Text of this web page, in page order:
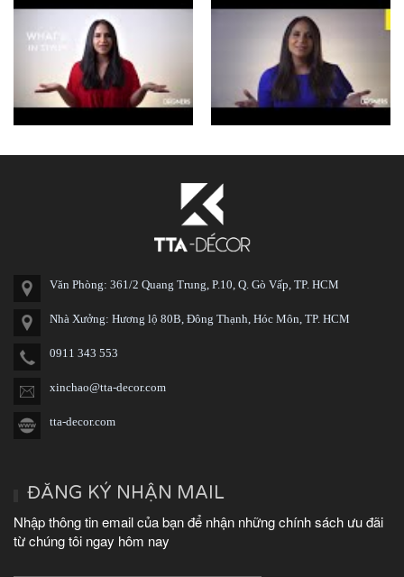
Thiết kế nội thất quán cà phê tại
8 phong cách thiết kế quán café siêu
đẹp “khách đến chẳng muốn về”
quận 9 TP HCM
thành công, đông khách
Thiết kế nội thất quán cà phê tại
quận 10 TP HCM
Ngày nay, kinh doanh quán cafe
đang là một lĩnh vực kinh doanh khá
Thiết kế nội thất quán cà phê tại
quận 12 TP HCM
Nhiều người nhận xét rằng quán cafe
những đặc trưng...
Văn Phòng: 361/2 Quang Trung, P.10, Q. Gò Vấp, TP. HCM
Nhà Xưởng: Hương lộ 80B, Đông Thạnh, Hóc Môn, TP. HCM
0911 343 553
xinchao@tta-decor.com
tta-decor.com
ĐĂNG KÝ NHẬN MAIL
Nhập thông tin email của bạn để nhận những chính sách ưu đãi
từ chúng tôi ngay hôm nay